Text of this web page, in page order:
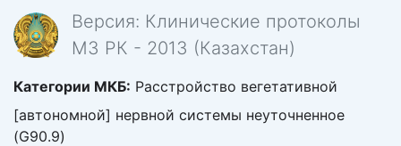
Версия: Клинические протоколы
МЗ РК - 2013 (Казахстан)
Категории МКБ: Расстройство вегетативной
[автономной] нервной системы неуточненное
(G90.9)